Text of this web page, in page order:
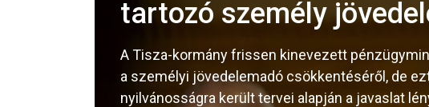
tartozó személy
A Tisza-kormány frissen kinevezett
a személyi jövedelemadó csökkentéséről, de
nyilvánosságra került tervei alapján a javaslat